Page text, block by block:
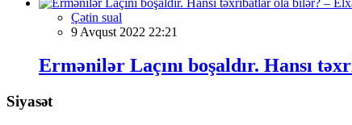
Çətin sual
9 Avqust 2022 22:21
Ermənilər Laçını boşaldır. Hansı
Siyasət